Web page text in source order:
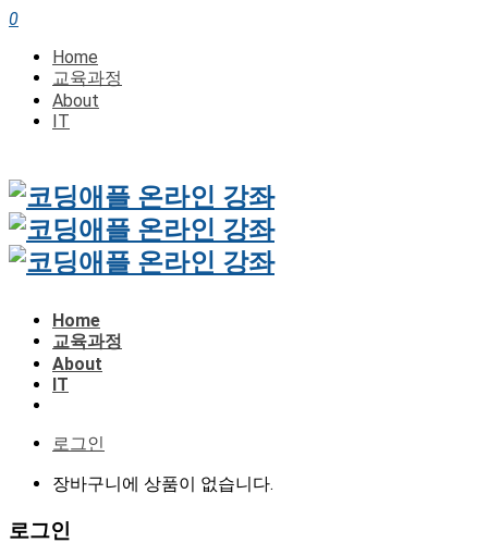
0
Home
교육과정
About
IT
Home
교육과정
About
IT
로그인
장바구니에 상품이 없습니다.
로그인